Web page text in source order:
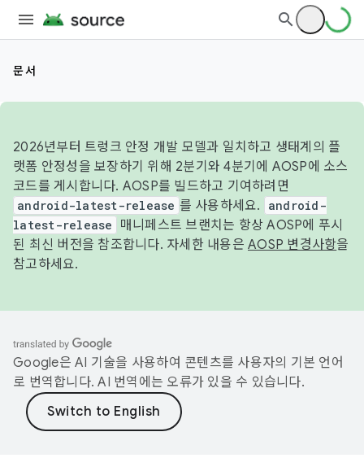
문서
2026년부터 트렁크 안정 개발 모델과 일치하고 생태계의 플
랫폼 안정성을 보장하기 위해 2분기와 4분기에 AOSP에 소스
코드를 게시합니다. AOSP를 빌드하고 기여하려면
android-latest-release 를 사용하세요.
android-
latest-release
매니페스트 브랜치는 항상 AOSP에 푸시
된 최신 버전을 참조합니다. 자세한 내용은 AOSP 변경사항을
참고하세요.
Google은 AI 기술을 사용하여 콘텐츠를 사용자의 기본 언어
로 번역합니다. AI 번역에는 오류가 있을 수 있습니다.